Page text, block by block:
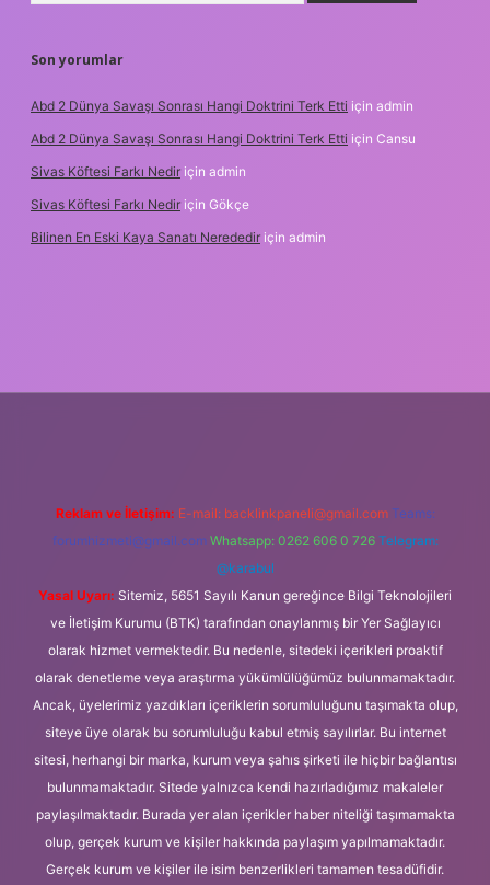
Son yorumlar
Abd 2 Dünya Savaşı Sonrası Hangi Doktrini Terk Etti için admin
Abd 2 Dünya Savaşı Sonrası Hangi Doktrini Terk Etti için Cansu
Sivas Köftesi Farkı Nedir için admin
Sivas Köftesi Farkı Nedir için Gökçe
Bilinen En Eski Kaya Sanatı Nerededir için admin
Reklam ve İletişim: E-mail: backlinkpaneli@gmail.com Teams:
forumhizmeti@gmail.com Whatsapp: 0262 606 0 726 Telegram:
@karabul
Yasal Uyarı: Sitemiz, 5651 Sayılı Kanun gereğince Bilgi Teknolojileri
ve İletişim Kurumu (BTK) tarafından onaylanmış bir Yer Sağlayıcı
olarak hizmet vermektedir. Bu nedenle, sitedeki içerikleri proaktif
olarak denetleme veya araştırma yükümlülüğümüz bulunmamaktadır.
Ancak, üyelerimiz yazdıkları içeriklerin sorumluluğunu taşımakta olup,
siteye üye olarak bu sorumluluğu kabul etmiş sayılırlar. Bu internet
sitesi, herhangi bir marka, kurum veya şahıs şirketi ile hiçbir bağlantısı
bulunmamaktadır. Sitede yalnızca kendi hazırladığımız makaleler
paylaşılmaktadır. Burada yer alan içerikler haber niteliği taşımamakta
olup, gerçek kurum ve kişiler hakkında paylaşım yapılmamaktadır.
Gerçek kurum ve kişiler ile isim benzerlikleri tamamen tesadüfidir.